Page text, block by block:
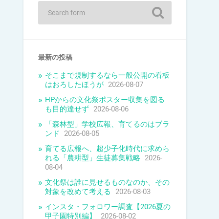
最新の投稿
そこまで規制するなら一般公開の看板
はおろしたほうが 2026-08-07
HPからの文化祭ポスター収集を図る
も目的達せず 2026-08-06
「森林型」学校広報、育てるのはブラ
ンド
2026-08-05
育てる広報へ、超少子化時代に求めら
れる「農耕型」生徒募集戦略 2026-
08-04
文化祭は誰に見せるものなのか、その
対象を改めて考える
2026-08-03
インスタ・フォロワー調査【2026夏の
甲子園特別編】
2026-08-02